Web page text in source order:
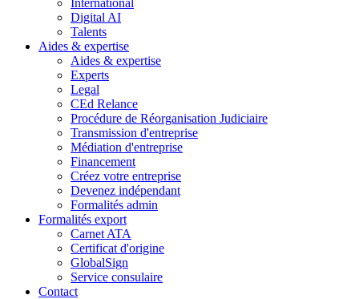
Digital AI
Talents
Aides & expertise
Aides & expertise
Experts
Legal
CEd Relance
Procédure de Réorganisation Judiciaire
Transmission d'entreprise
Médiation d'entreprise
Financement
Créez votre entreprise
Devenez indépendant
Formalités admin
Formalités export
Carnet ATA
Certificat d'origine
GlobalSign
Service consulaire
Contact